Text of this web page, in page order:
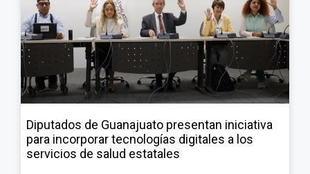
Diputados de Guanajuato presentan iniciativa
para incorporar tecnologías digitales a los
servicios de salud estatales